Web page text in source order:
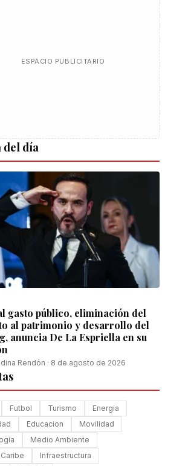
ESPACIO PUBLICITARIO
del día
gasto público, eliminación del
al patrimonio y desarrollo del
anuncia De La Espriella en su
Rendón · 8 de agosto de 2026
Futbol Turismo
Energia
Educacion
Movilidad
Medio Ambiente
Infraestructura